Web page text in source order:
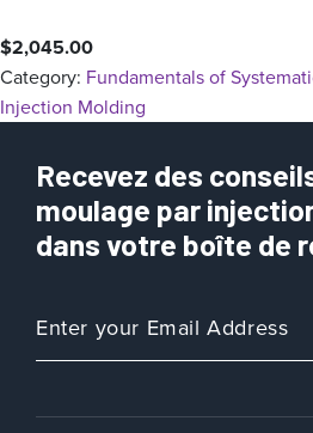
$2,045.00
Category: Fundamentals of
Injection Molding
Recevez des
moulage par
dans votre boîte de